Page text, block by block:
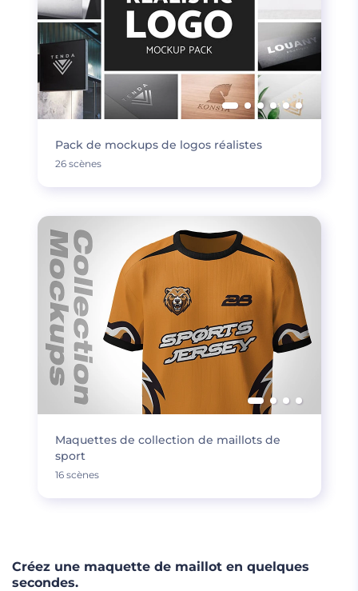
Pack de mockups de logos réalistes
26 scènes
Maquettes de collection de maillots de
sport
16 scènes
Créez une maquette de maillot en quelques
secondes.